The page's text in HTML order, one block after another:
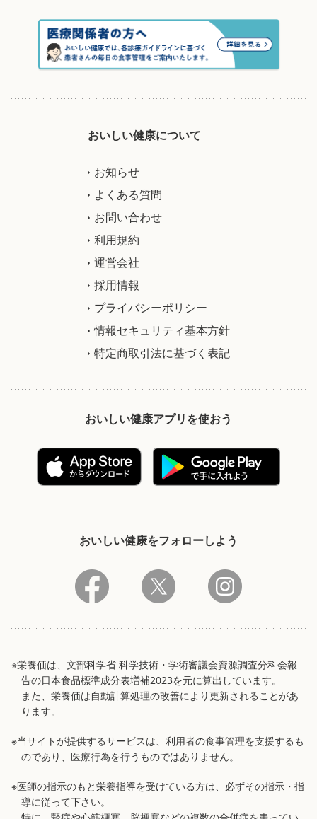
おいしい健康について
お知らせ
よくある質問
お問い合わせ
利用規約
運営会社
採用情報
プライバシーポリシー
情報セキュリティ基本方針
特定商取引法に基づく表記
おいしい健康アプリを使おう
おいしい健康をフォローしよう
※栄養価は、文部科学省 科学技術・学術審議会資源調査分科会報
告の日本食品標準成分表増補2023を元に算出しています。
また、栄養価は自動計算処理の改善により更新されることがあ
ります。
※当サイトが提供するサービスは、利用者の食事管理を支援するも
のであり、医療行為を行うものではありません。
※医師の指示のもと栄養指導を受けている方は、必ずその指示・指
導に従って下さい。